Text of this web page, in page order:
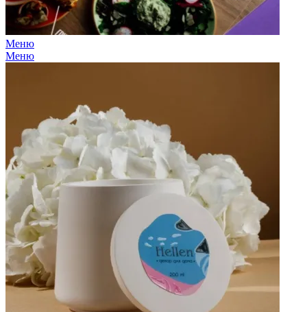
Меню
Меню